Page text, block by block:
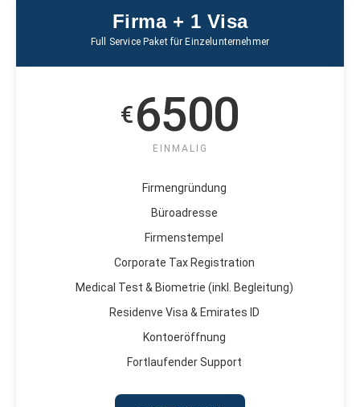
Firma + 1 Visa
Full Service Paket für Einzelunternehmer
€6500
EINMALIG
Firmengründung
Büroadresse
Firmenstempel
Corporate Tax Registration
Medical Test & Biometrie (inkl. Begleitung)
Residenve Visa & Emirates ID
Kontoeröffnung
Fortlaufender Support